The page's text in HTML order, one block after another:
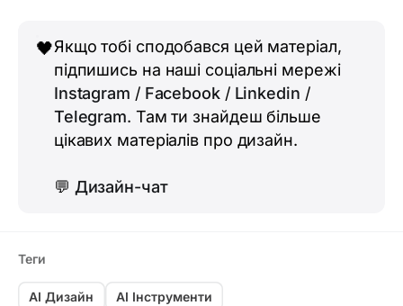
🖤Якщо тобі сподобався цей матеріал,
підпишись на наші соціальні мережі
Instagram / Facebook/ Linkedin /
Telegram. Там ти знайдеш більше
цікавих матеріалів про дизайн.
💬 Дизайн-чат
Теги
AI Дизайн AI Інструменти